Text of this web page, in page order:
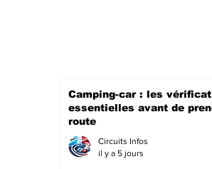
Camping-car : les
essentielles avant de
route
Circuits Infos
il y a 5 jours